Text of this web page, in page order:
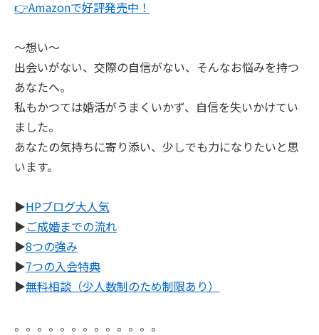
👉Amazonで好評発売中！
～想い～
出会いがない、交際の自信がない、そんなお悩みを持つ
あなたへ。
私もかつては婚活がうまくいかず、自信を失いかけてい
ました。
あなたの気持ちに寄り添い、少しでも力になりたいと思
います。
▶HPブログ大人気
▶ご成婚までの流れ
▶8つの強み
▶7つの入会特典
▶無料相談（少人数制のため制限あり）
。。。。。。。。。。。。。